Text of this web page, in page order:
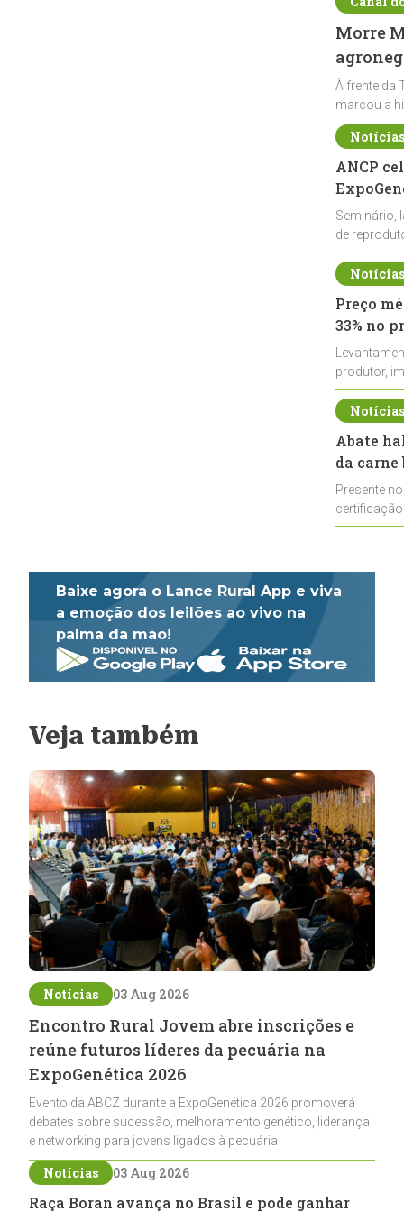
Morre
À frente da
marcou a
ANCP
Seminário,
de
durante a
Preço
33% no
produtor,
de leite cru
Abate
da
Presente
Baixe agora o Lance Rural App e viva
a emoção dos leilões ao vivo na
palma da mão!
Veja também
Notícias 03 Aug 2026
Encontro Rural Jovem abre inscrições e
reúne futuros líderes da pecuária na
ExpoGenética 2026
Evento da ABCZ durante a ExpoGenética 2026 promoverá
debates sobre sucessão, melhoramento genético, liderança
e networking para jovens ligados à pecuária
Notícias 03 Aug 2026
Raça Boran avança no Brasil e pode ganhar